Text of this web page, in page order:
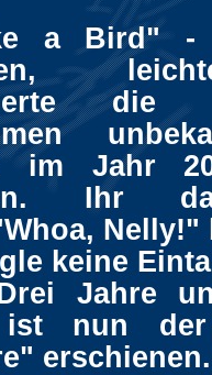
a Bird" -
die
im Jahr
Ihr
Nelly!"
keine
Jahre
nun der
erschienen.